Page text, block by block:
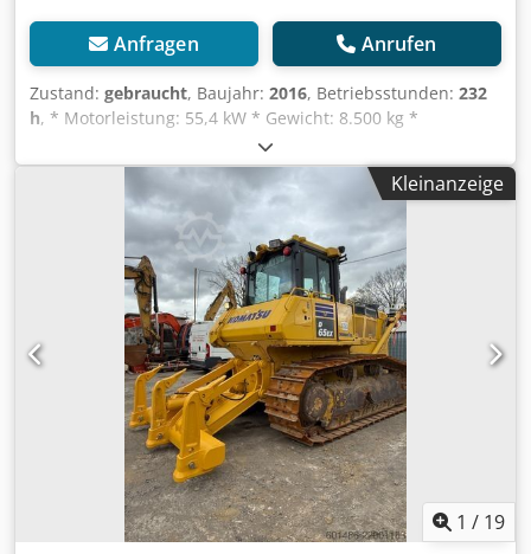
Anfragen Anrufen
Zustand: gebraucht, Baujahr: 2016, Betriebsstunden: 232
h, * Motorleistung: 55,4 kW * Gewicht: 8.500 kg *
Betriebsstd: 216 std. * Modell: CA1500D -----Interne
Fahrzeugnummer: 10613----Irrtümer & Zwischenverkauf
vorbehalten. WhatsApp-Support verfügbar! Codpfovyx Eysx
Amgjha Bei Fragen zum Fahrzeug oder für weitere Infos
schreiben Sie uns gerne bequem per WhatsApp Whatsapp
Deutsch, Englisch -- Whatsapp Deutsch, Englisch, Arabisch
Kleinanzeige
1 / 19